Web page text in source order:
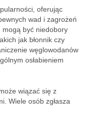
oferując
wad i zagrożeń
mogą być niedobory
jak błonnik czy
węglowodanów
osłabieniem
wiązać się z
Wiele osób zgłasza